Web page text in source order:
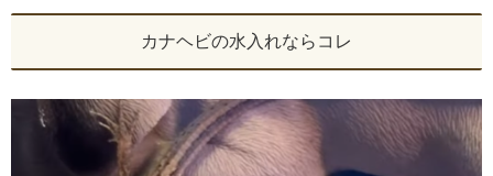
カナヘビの水入れならコレ